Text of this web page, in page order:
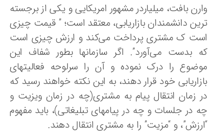
بافت، میلیاردر مشهور امریکایی و یکی از برجسته
دانشمندان بازاریابی، معتقد است؛ ” قیمت چیزی
ک مشتری پرداخت می‌کند و ارزش چیزی است
بدست می‌آورد”. اگر سازمانها بطور شفاف این
را درک نموده و آن را سرلوحه فعالیتهای
خود قرار دهند، به این نکته خواهند رسید که
زمان انتقال پیام به مشتری(چه در زمان ویزیت و
در جلسات و چه در پیامهای تبلیغاتی)، باید مفهوم
و “مزیت” را به مشتری انتقال دهند.